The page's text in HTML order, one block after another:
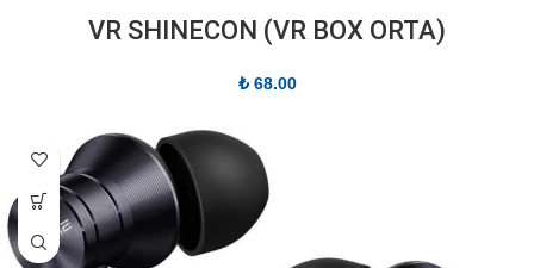
(VR SHINECON (VR BOX ORTA
₺68.00